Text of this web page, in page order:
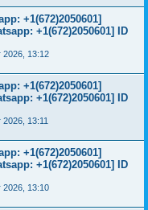
+1(672)2050601]
+1(672)2050601] ID
2026, 13:12
+1(672)2050601]
+1(672)2050601] ID
2026, 13:11
+1(672)2050601]
+1(672)2050601] ID
2026, 13:10